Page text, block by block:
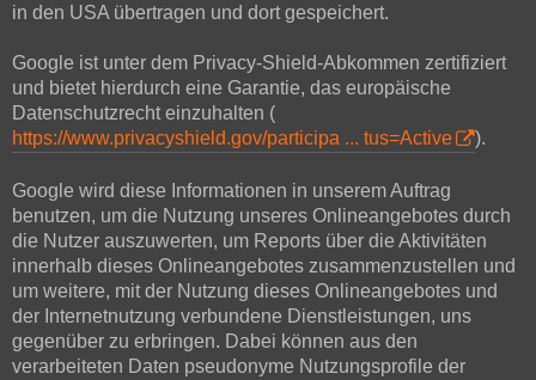
in den USA übertragen und dort gespeichert.
Google ist unter dem Privacy-Shield-Abkommen zertifiziert
und bietet hierdurch eine Garantie, das europäische
Datenschutzrecht einzuhalten (
https://www.privacyshield.gov/participa ... tus=Active
).
Google wird diese Informationen in unserem Auftrag
benutzen, um die Nutzung unseres Onlineangebotes durch
die Nutzer auszuwerten, um Reports über die Aktivitäten
innerhalb dieses Onlineangebotes zusammenzustellen und
um weitere, mit der Nutzung dieses Onlineangebotes und
der Internetnutzung verbundene Dienstleistungen, uns
gegenüber zu erbringen. Dabei können aus den
verarbeiteten Daten pseudonyme Nutzungsprofile der